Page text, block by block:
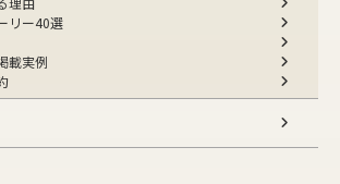
リー40選
載実例